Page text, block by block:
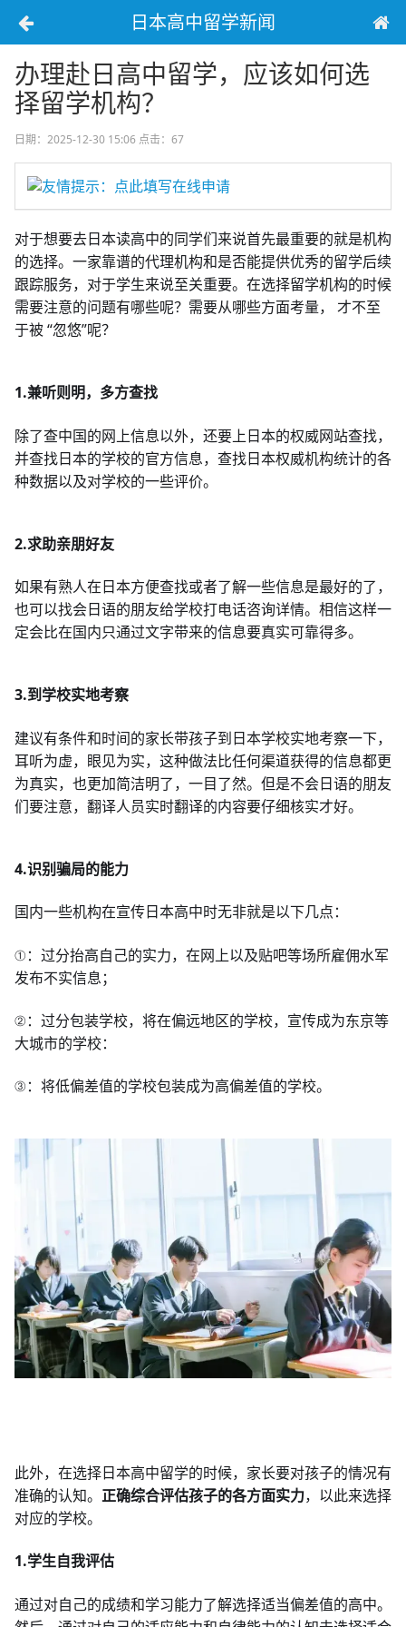
日本高中留学新闻
办理赴日高中留学，应该如何选
择留学机构？
日期：2025-12-30 15:06 点击：67
友情提示：点此填写在线申请
对于想要去日本读高中的同学们来说首先最重要的就是机构
的选择。一家靠谱的代理机构和是否能提供优秀的留学后续
跟踪服务，对于学生来说至关重要。在选择留学机构的时候
需要注意的问题有哪些呢？需要从哪些方面考量， 才不至
于被 “忽悠”呢？
1.兼听则明，多方查找
除了查中国的网上信息以外，还要上日本的权威网站查找，
并查找日本的学校的官方信息，查找日本权威机构统计的各
种数据以及对学校的一些评价。
2.求助亲朋好友
如果有熟人在日本方便查找或者了解一些信息是最好的了，
也可以找会日语的朋友给学校打电话咨询详情。相信这样一
定会比在国内只通过文字带来的信息要真实可靠得多。
3.到学校实地考察
建议有条件和时间的家长带孩子到日本学校实地考察一下，
耳听为虚，眼见为实，这种做法比任何渠道获得的信息都更
为真实，也更加简洁明了，一目了然。但是不会日语的朋友
们要注意，翻译人员实时翻译的内容要仔细核实才好。
4.识别骗局的能力
国内一些机构在宣传日本高中时无非就是以下几点：
①：过分抬高自己的实力，在网上以及贴吧等场所雇佣水军
发布不实信息；
②：过分包装学校，将在偏远地区的学校，宣传成为东京等
大城市的学校：
③：将低偏差值的学校包装成为高偏差值的学校。
此外，在选择日本高中留学的时候，家长要对孩子的情况有
准确的认知。 正确综合评估孩子的各方面实力，以此来选择
对应的学校。
1.学生自我评估
通过对自己的成绩和学习能力了解选择适当偏差值的高中。